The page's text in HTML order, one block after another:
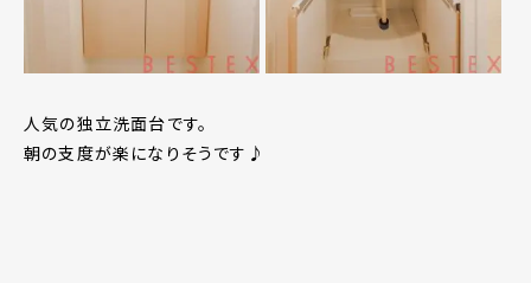
人気の独立洗面台です。
朝の支度が楽になりそうです♪